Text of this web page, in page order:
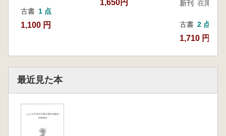
古書 1 点
1,100 円
1,650円 新刊 在庫なし
古書 2 点
1,710 円~
最近見た本